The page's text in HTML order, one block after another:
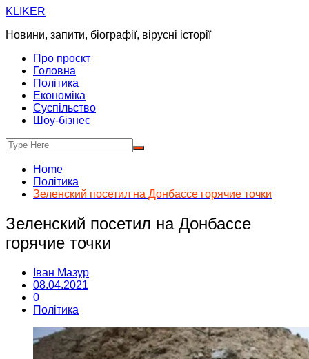
Skip
content
KLIKER
Новини, запити, біографії, вірусні історії
Про проєкт
Головна
Політика
Економіка
Суспільство
Шоу-бізнес
Home
Політика
Зеленский посетил на Донбассе горячие точки
Зеленский посетил на Донбассе
горячие точки
Іван Мазур
08.04.2021
0
Політика